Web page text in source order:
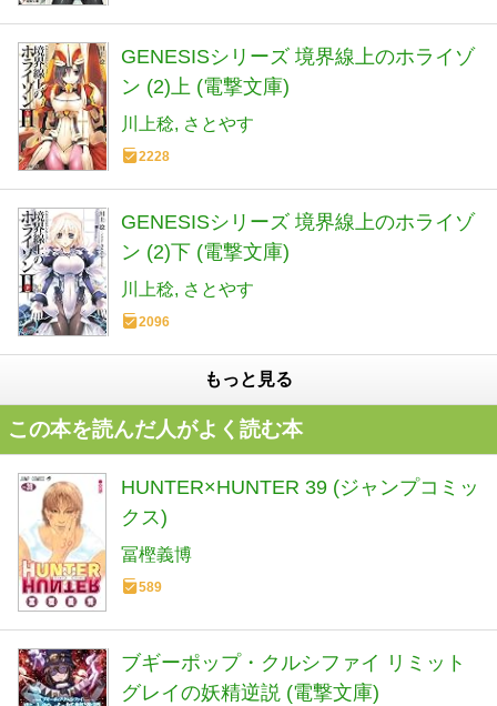
GENESISシリーズ 境界線上のホライゾ
ン (2)上 (電撃文庫)
川上稔 さとやす
2228
GENESISシリーズ 境界線上のホライゾ
ン (2)下 (電撃文庫)
川上稔 さとやす
2096
もっと見る
この本を読んだ人がよく読む本
HUNTER×HUNTER 39 (ジャンプコミッ
クス)
冨樫義博
589
ブギーポップ・クルシファイ リミット
グレイの妖精逆説 (電撃文庫)